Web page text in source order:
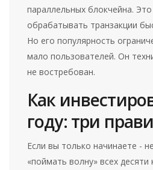
параллельных блокчейна.
обрабатывать транзакции
Но его популярность
мало пользователей. Он
не востребован.
Как
году: три
Если вы только начинаете -
«поймать волну» всех